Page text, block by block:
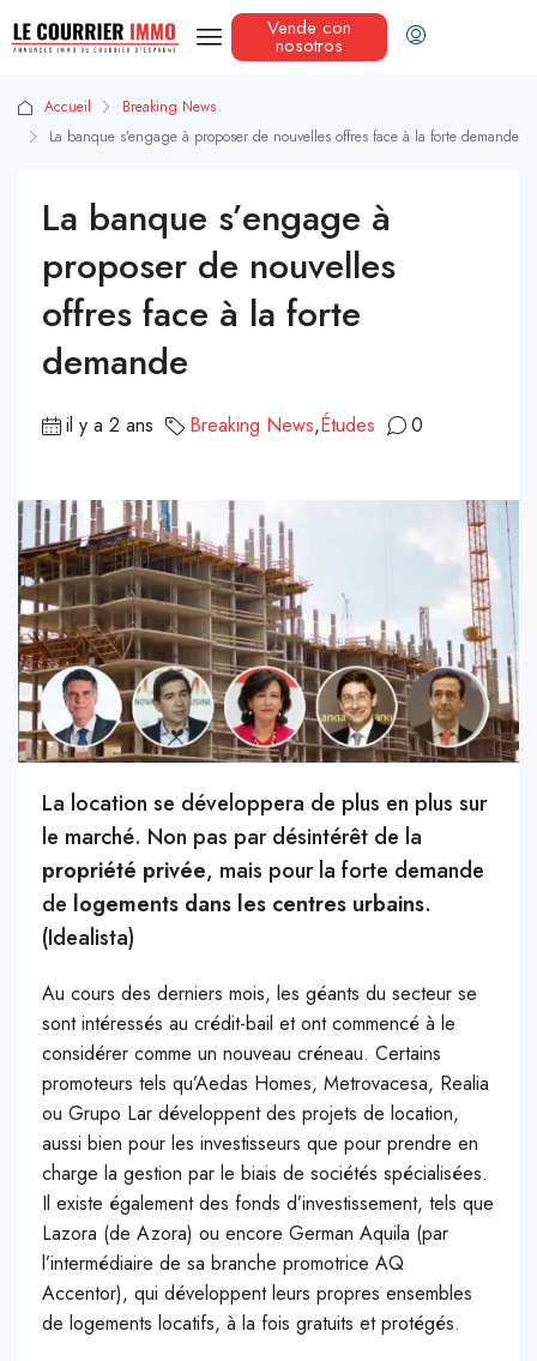
Vende con
nosotros
Accueil
Breaking News
La banque s’engage à proposer de nouvelles offres face à la forte demande
La banque s’engage à
proposer de nouvelles
offres face à la forte
demande
il y a 2 ans Breaking News,Études 0
La location se développera de plus en plus sur
le marché. Non pas par désintérêt de la
propriété privée, mais pour la forte demande
de logements dans les centres urbains.
(Idealista)
Au cours des derniers mois, les géants du secteur se
sont intéressés au crédit-bail et ont commencé à le
considérer comme un nouveau créneau. Certains
promoteurs tels qu’Aedas Homes, Metrovacesa, Realia
ou Grupo Lar développent des projets de location,
aussi bien pour les investisseurs que pour prendre en
charge la gestion par le biais de sociétés spécialisées.
Il existe également des fonds d’investissement, tels que
Lazora (de Azora) ou encore German Aquila (par
l’intermédiaire de sa branche promotrice AQ
Accentor), qui développent leurs propres ensembles
de logements locatifs, à la fois gratuits et protégés.